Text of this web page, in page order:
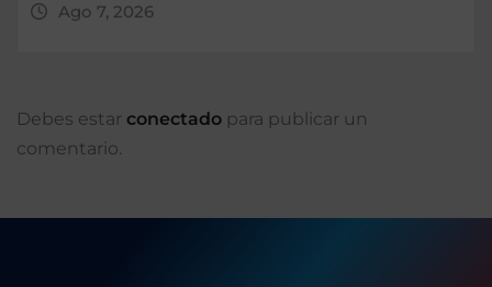
Ago 7, 2026
Debes estar conectado para publicar un
comentario.